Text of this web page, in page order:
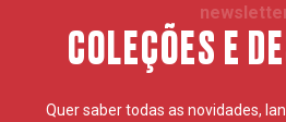
COLEÇÕES E
Quer saber todas as novidades,